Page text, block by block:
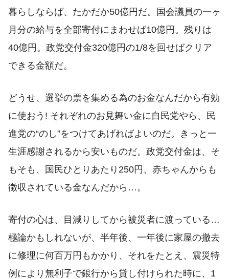
暮らしならば、たかだか50億円だ。国会議員の一ヶ
月分の給与を全部寄付にまわせば10億円。残りは
40億円。政党交付金320億円の1/8を回せばクリア
できる金額だ。
どうせ、選挙の票を集める為のお金なんだから有効
に使おう! それぞれのお見舞い金に自民党やら、民
進党の“のし”をつけてあげればよいのだ。きっと一
生涯感謝されるから安いものだ。政党交付金は、そ
もそも、国民ひとりあたり250円、赤ちゃんからも
徴収されている金なんだから…。
寄付の心は、目減りしてから被災者に渡っている…
極論かもしれないが、半年後、一年後に家屋の撤去
に修理に何百万円もかかり、それをたとえ、震災特
例により無利子で銀行から貸し付けられた時に、1